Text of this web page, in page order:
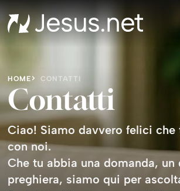
HOME CONTATTI
Contatti
Ciao! Siamo davvero felici
con noi.
Che tu abbia una domanda,
preghiera, siamo qui per